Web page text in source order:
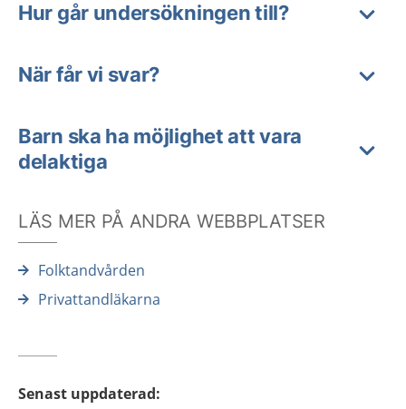
Hur går undersökningen till?
När får vi svar?
Barn ska ha möjlighet att vara
delaktiga
LÄS MER PÅ ANDRA WEBBPLATSER
Folktandvården
Privattandläkarna
Senast uppdaterad: